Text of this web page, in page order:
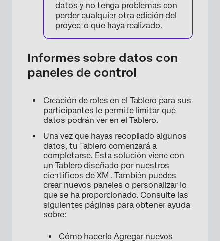
datos y no tenga problemas con
perder cualquier otra edición del
proyecto que haya realizado.
Informes sobre datos con
paneles de control
Creación de roles en el Tablero para sus
participantes le permite limitar qué
datos podrán ver en el Tablero.
Una vez que hayas recopilado algunos
datos, tu Tablero comenzará a
completarse. Esta solución viene con
un Tablero diseñado por nuestros
científicos de XM . También puedes
crear nuevos paneles o personalizar lo
que se ha proporcionado. Consulte las
siguientes páginas para obtener ayuda
sobre:
Cómo hacerlo Agregar nuevos